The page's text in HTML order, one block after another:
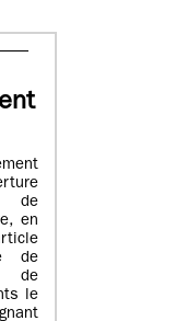
de
en
de
de
le